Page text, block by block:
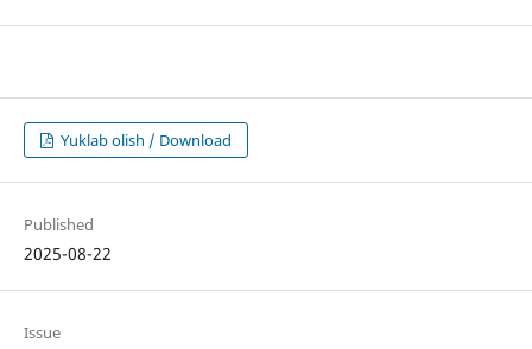
Yuklab olish / Download
Published
2025-08-22
Issue